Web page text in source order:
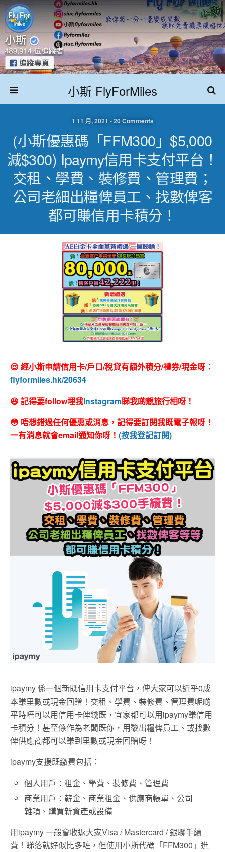
小斯 FlyForMiles
1 11 月, 2021 • 20 Comments
(小斯優惠碼「FFM300」$5,000
減$300) Ipaymy信用卡支付平台！
交租、學費、裝修費、管理費；
公司老細出糧俾員工、找數俾客
都可賺信用卡積分！
😍 經小斯申請信用卡/戶口/稅貸有額外積分/禮券/現金呀：
flyformiles.hk/20634
😆 記得要follow埋我Instagram睇我啲靚旅行相呀！
😳 唔想錯過任何優惠或消息，記得要訂閱我既電子報呀！
一有消息就會email通知你呀！ (按我登記訂閱)
ipaymy 係一個新既信用卡支付平台，俾大家可以近乎0成
本賺里數或現金回贈！交租、學費、裝修費、管理費呢啲
平時唔可以用信用卡俾錢既，宜家都可以用ipaymy賺信用
卡積分！甚至係作為老闆既你，用黎出糧俾員工、或找數
俾供應商都可以賺到里數或現金回贈呀！
ipaymy支援既繳費包括：
個人用戶：租金、學費、裝修費、管理費
商業用戶：薪金、商業租金、供應商帳單、公司
雜項、購買新資產或設備
用ipaymy 一般會收返大家Visa / Mastercard / 銀聯手續
費！睇落就好似比多咗，但使用小斯代碼「FFM300」進